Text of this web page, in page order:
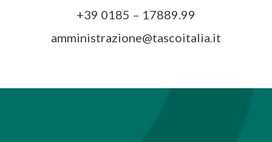
+39 0185 – 17889.99
amministrazione@tascoitalia.it